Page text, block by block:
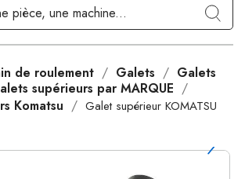
de roulement Galets
Galets
supérieurs par MARQUE
Komatsu
Galet supérieur KOMATSU